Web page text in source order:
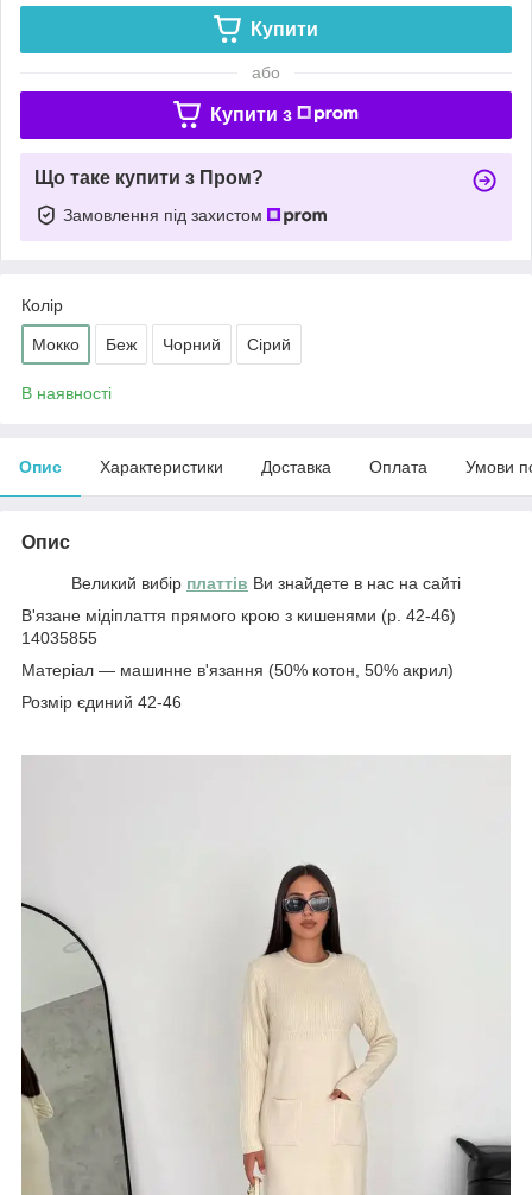
Купити
або
Купити з
Що таке купити з Пром?
Замовлення під захистом
Колір
Мокко Беж Чорний Сірий
В наявності
Опис Характеристики Доставка Оплата Умови
Опис
Великий вибір платтів Ви знайдете в нас на сайті
В'язане мідіплаття прямого крою з кишенями (р. 42-46)
14035855
Матеріал — машинне в'язання (50% котон, 50% акрил)
Розмір єдиний 42-46